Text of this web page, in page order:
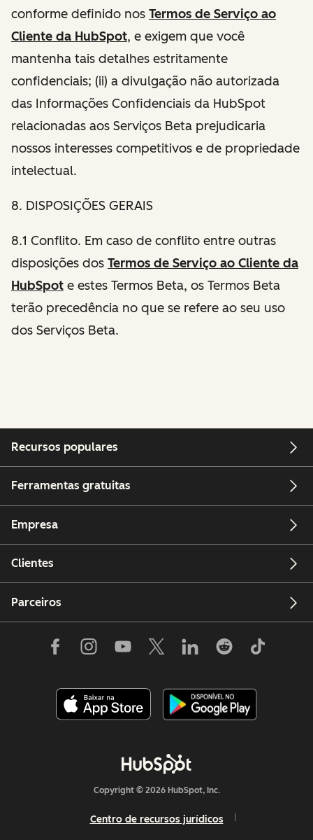
conforme definido nos Termos de Serviço ao
Cliente da HubSpot, e exigem que você
mantenha tais detalhes estritamente
confidenciais; (ii) a divulgação não autorizada
das Informações Confidenciais da HubSpot
relacionadas aos Serviços Beta prejudicaria
nossos interesses competitivos e de propriedade
intelectual.
8. DISPOSIÇÕES GERAIS
8.1 Conflito. Em caso de conflito entre outras
disposições dos Termos de Serviço ao Cliente da
HubSpot e estes Termos Beta, os Termos Beta
terão precedência no que se refere ao seu uso
dos Serviços Beta.
Recursos populares
Ferramentas gratuitas
Empresa
Clientes
Parceiros
Copyright © 2026 HubSpot, Inc.
Centro de recursos jurídicos